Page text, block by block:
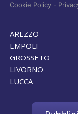
Cookie Policy -
AREZZO
EMPOLI
GROSSETO
LIVORNO
LUCCA